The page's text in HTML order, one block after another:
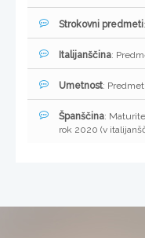
Strokovni predmeti
Italijanščina:
Umetnost:
Španščina:
rok 2020 (v